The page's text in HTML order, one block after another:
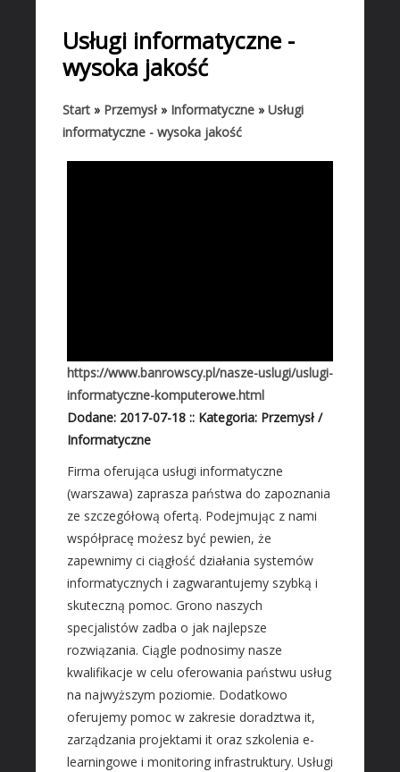
BIZNES
Biura Rachunkowe
Doradztwo
Drukarnie
Handel
Remonty, Elektryk, Hydraulik
Materiały Budowlane
REZYDENCJE
Drzwi i Okna
Klimatyzacja i Wentylacja
Nieruchomości, Działki
Domy, Mieszkania
SZKOŁA
Placówki Edukacyjne
Kursy Językowe
Konferencje, Sale Szkoleniowe
Kursy i Szkolenia
SPRZEDAŻ INTERNTOWA
Dla Dzieci
Usługi informatyczne -
wysoka jakość
Start » Przemysł » Informatyczne » Usługi
informatyczne - wysoka jakość
https://www.banrowscy.pl/nasze-uslugi/uslugi-
informatyczne-komputerowe.html
Dodane: 2017-07-18 :: Kategoria: Przemysł /
Informatyczne
Firma oferująca usługi informatyczne
(warszawa) zaprasza państwa do zapoznania
ze szczegółową ofertą. Podejmując z nami
współpracę możesz być pewien, że
zapewnimy ci ciągłość działania systemów
informatycznych i zagwarantujemy szybką i
skuteczną pomoc. Grono naszych
specjalistów zadba o jak najlepsze
rozwiązania. Ciągle podnosimy nasze
kwalifikacje w celu oferowania państwu usług
na najwyższym poziomie. Dodatkowo
oferujemy pomoc w zakresie doradztwa it,
zarządzania projektami it oraz szkolenia e-
learningowe i monitoring infrastruktury. Usługi